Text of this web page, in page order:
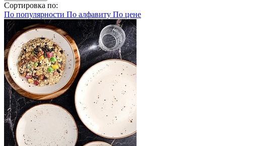
Сортировка по:
По популярности По алфавиту По цене